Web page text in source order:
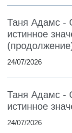
Таня Адамс -
истинное
24/07/2026
Таня Адамс -
истинное
24/07/2026